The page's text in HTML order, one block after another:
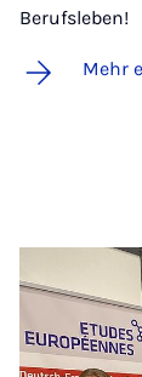
Berufsleben!
Mehr